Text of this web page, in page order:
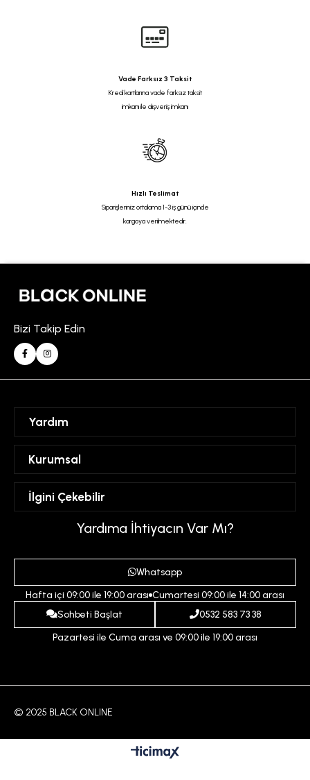
Vade Farksız 3 Taksit
Kredi kartlarına vade farksız taksit
imkanı ile alışveriş imkanı
Hızlı Teslimat
Siparişleriniz ortalama 1-3 iş günü içinde
kargoya verilmektedir.
Bizi Takip Edin
Yardım
Hesabım
Favorilerim
Kurumsal
Mesafeli Satış Sözleşmesi
Üyelik Sözleşmesi
Gizlilik ve Güvenlik Politikası
Ödeme ve Teslimat Koşulları
İptal ve İade Koşulları
İlgini Çekebilir
İndirim
Yardıma İhtiyacın Var Mı?
Whatsapp
Hafta içi 09:00 ile 19:00 arası Cumartesi 09:00 ile 14:00 arası
Sohbeti Başlat
0532 583 73 38
Pazartesi ile Cuma arası ve 09:00 ile 19:00 arası
© 2025 BLACK ONLINE